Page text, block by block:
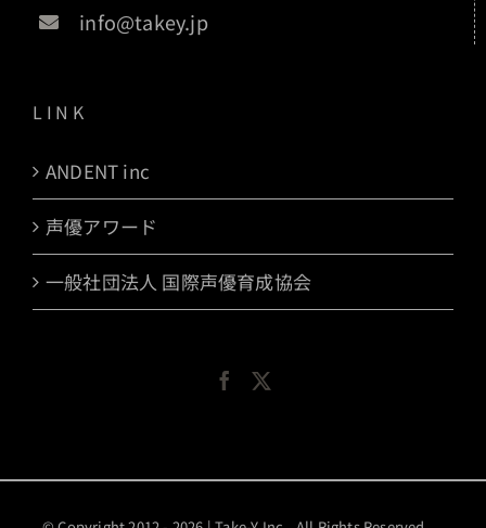
info@takey.jp
LINK
ANDENT inc
声優アワード
一般社団法人 国際声優育成協会